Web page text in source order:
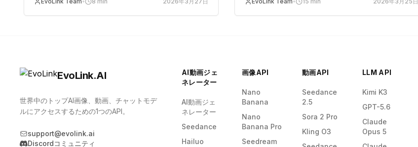
EvoLink.AI
世界中のトップAI画像、動画、チャットモデ
ルにアクセスするための1つのAPI。
support@evolink.ai
Discordコミュニティ
AI動画ジェ
ネレーター
AI動画ジェ
ネレーター
Seedance
Hailuo
画像API
Nano
Banana
Nano
Banana Pro
Seedream
動画API
Seedance
2.5
Sora 2 Pro
Kling O3
LLM API
Kimi K3
GPT-5.6
Claude
Opus 5